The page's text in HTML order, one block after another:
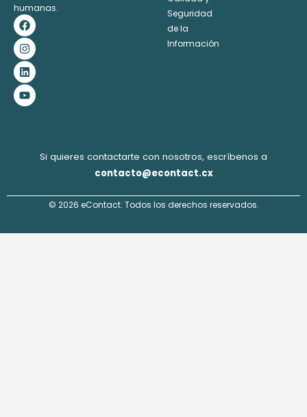
humanas.
F
a
c
e
b
o
o
k
I
n
s
t
a
g
r
a
m
L
i
n
k
e
d
i
n
Y
o
u
t
u
b
e
Seguridad
de la
Información
Si quieres contactarte con nosotros, escríbenos a
contacto@econtact.cx
© 2026 eContact. Todos los derechos reservados.